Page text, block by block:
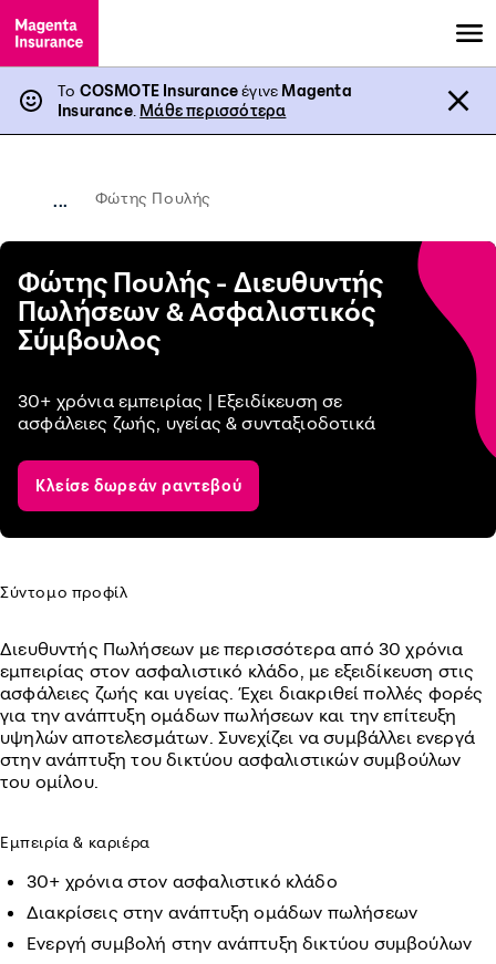
Το COSMOTE InsuranceέγινεMagenta
Insurance. Μάθε περισσότερα
... Φώτης Πουλής
Φώτης Πουλής - Διευθυντής
Πωλήσεων & Ασφαλιστικός
Σύμβουλος
30+ χρόνια εμπειρίας | Εξειδίκευση σε
ασφάλειες ζωής, υγείας & συνταξιοδοτικά
Κλείσε δωρεάν ραντεβού
Σύντομο προφίλ
Διευθυντής Πωλήσεων με περισσότερα από 30 χρόνια
εμπειρίας στον ασφαλιστικό κλάδο, με εξειδίκευση στις
ασφάλειες ζωής και υγείας. Έχει διακριθεί πολλές φορές
για την ανάπτυξη ομάδων πωλήσεων και την επίτευξη
υψηλών αποτελεσμάτων. Συνεχίζει να συμβάλλει ενεργά
στην ανάπτυξη του δικτύου ασφαλιστικών συμβούλων
του ομίλου.
Εμπειρία & καριέρα
30+ χρόνια στον ασφαλιστικό κλάδο
Διακρίσεις στην ανάπτυξη ομάδων πωλήσεων
Ενεργή συμβολή στην ανάπτυξη δικτύου συμβούλων